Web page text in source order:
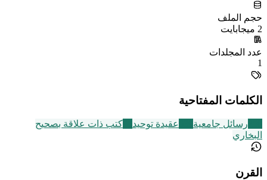
حجم الملف
2 ميجابايت
عدد المجلدات
1
الكلمات المفتاحية
رسائل جامعية عقيدة توحيد
كتب ذات علاقة بصحيح
البخاري
القرن